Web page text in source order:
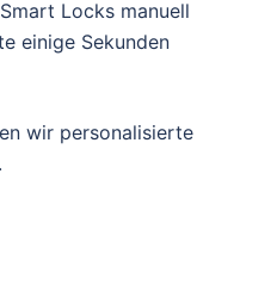
Locks manuell
einige Sekunden
wir personalisierte